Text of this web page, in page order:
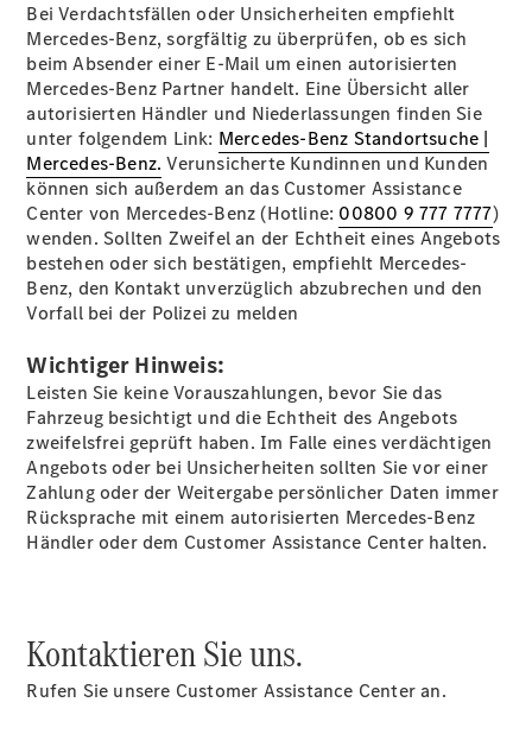
Technologie
Der neue
CLA
EQE
Limousine -
elektrisch
EQS
Limousine -
elektrisch
C-Klasse
Limousine
C-Klasse
Limousine -
E-Klasse
Limousine
S-Klasse
Limousine
S-Klasse
Lang
Mercedes-
Maybach S-
Bei Verdachtsfällen oder Unsicherheiten empfiehlt
Mercedes-Benz, sorgfältig zu überprüfen, ob es sich
beim Absender einer E-Mail um einen autorisierten
Mercedes-Benz Partner handelt. Eine Übersicht aller
autorisierten Händler und Niederlassungen finden Sie
unter folgendem Link: Mercedes-Benz Standortsuche |
Mercedes-Benz. Verunsicherte Kundinnen und Kunden
können sich außerdem an das Customer Assistance
Center von Mercedes-Benz (Hotline: 00800 9 777 7777)
wenden. Sollten Zweifel an der Echtheit eines Angebots
bestehen oder sich bestätigen, empfiehlt Mercedes-
Benz, den Kontakt unverzüglich abzubrechen und den
Vorfall bei der Polizei zu melden
Wichtiger Hinweis:
Leisten Sie keine Vorauszahlungen, bevor Sie das
Fahrzeug besichtigt und die Echtheit des Angebots
zweifelsfrei geprüft haben. Im Falle eines verdächtigen
Angebots oder bei Unsicherheiten sollten Sie vor einer
Zahlung oder der Weitergabe persönlicher Daten immer
Rücksprache mit einem autorisierten Mercedes-Benz
Händler oder dem Customer Assistance Center halten.
Kontaktieren Sie uns.
Rufen Sie unsere Customer Assistance Center an.